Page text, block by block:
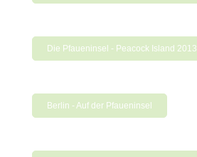
Die Pfaueninsel - Peacock Island 2013
Berlin - Auf der Pfaueninsel